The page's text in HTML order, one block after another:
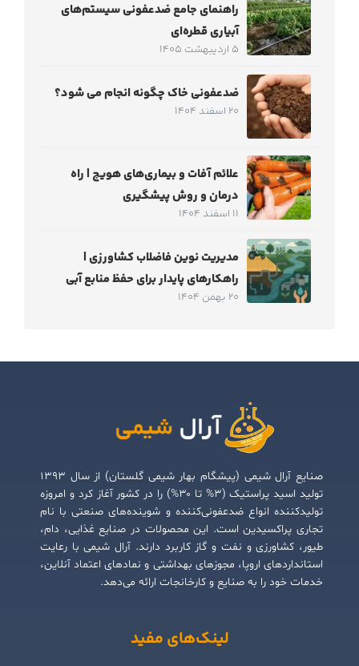
راهنمای جامع ضدعفونی سیستم‌های
آبیاری قطره‌ای
5 اردیبهشت 1405
ضدعفونی خاک چگونه انجام می شود؟
20 اسفند 1404
علائم آفات و بیماری‌های هویج | راه
درمان و روش پیشگیری
11 اسفند 1404
مدیریت نوین فاضلاب کشاورزی |
راهکارهای پایدار برای حفظ منابع آبی
20 بهمن 1404
صنایع آرال شیمی (پیشگام بهار شیمی گلستان) از سال ۱۳۹۳
تولید اسید پراستیک (۳% تا ۳۰%) را در کشور آغاز کرد و امروزه
تولیدکننده انواع ضدعفونی‌کننده و شوینده‌های صنعتی با نام
تجاری پراکسیدین است. این محصولات در صنایع غذایی، دام،
طیور، کشاورزی و نفت و گاز کاربرد دارند. آرال شیمی با رعایت
استانداردهای اروپا، مجوزهای بهداشتی و نمادهای اعتماد آنلاین،
خدمات خود را به صنایع و کارخانجات ارائه می‌دهد.
لینک‌های مفید